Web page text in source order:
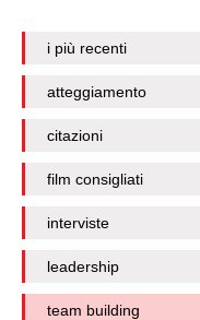
i più recenti
atteggiamento
citazioni
film consigliati
interviste
leadership
team building